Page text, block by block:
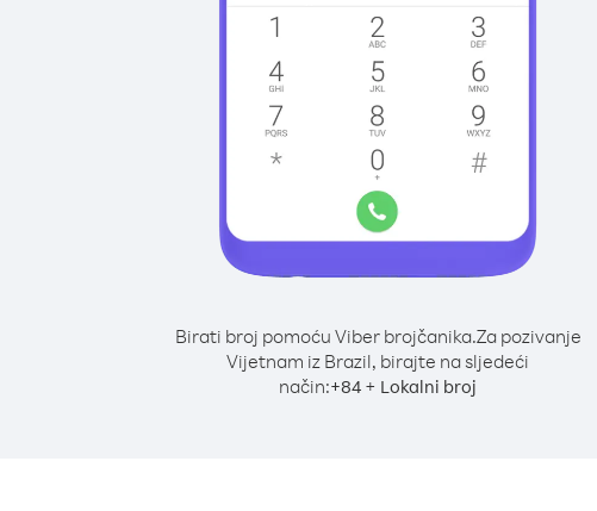
Birati broj pomoću Viber brojčanika.Za pozivanje
Vijetnam iz Brazil, birajte na sljedeći
način:+84 + Lokalni broj